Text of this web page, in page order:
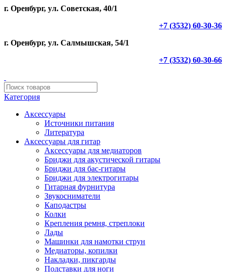
г. Оренбург, ул. Советская, 40/1
+7 (3532) 60-30-36
г. Оренбург, ул. Салмышская, 54/1
+7 (3532) 60-30-66
Категория
Аксессуары
Источники питания
Литература
Аксессуары для гитар
Аксессуары для медиаторов
Бриджи для акустической гитары
Бриджи для бас-гитары
Бриджи для электрогитары
Гитарная фурнитура
Звукосниматели
Каподастры
Колки
Крепления ремня, стреплоки
Лады
Машинки для намотки струн
Медиаторы, копилки
Накладки, пикгарды
Подставки для ноги